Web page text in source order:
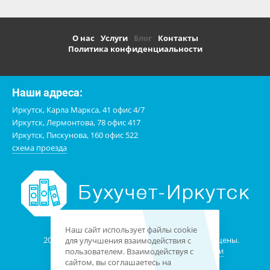
О нас Услуги Блог
Контакты
Политика конфиденциальности
Наши адреса:
Иркутск, Карла Маркса, 41 офис 4/7
Иркутск, Лермонтова, 78 офис 417
Иркутск, Пискунова, 160 офис 522
схема проезда
2009-2025 ©Бухучет-Иркутск. Все права защищены.
Карта сайтаполитика конфиденциальности
Наш сайт использует файлы cookie
для улучшения взаимодействия с
пользователем. Взаимодействуя с
сайтом, вы соглашаетесь на